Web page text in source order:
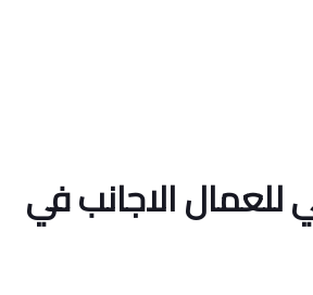
للعمال الاجانب في